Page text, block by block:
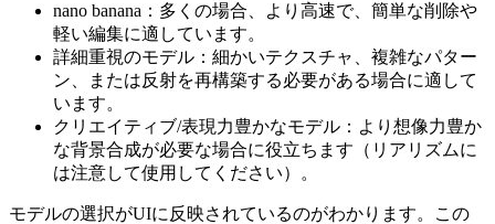
nano banana：多くの場合、より高速で、簡単な削除や
軽い編集に適しています。
詳細重視のモデル：細かいテクスチャ、複雑なパター
ン、または反射を再構築する必要がある場合に適して
います。
クリエイティブ/表現力豊かなモデル：より想像力豊か
な背景合成が必要な場合に役立ちます（リアリズムに
は注意して使用してください）。
モデルの選択がUIに反映されているのがわかります。この